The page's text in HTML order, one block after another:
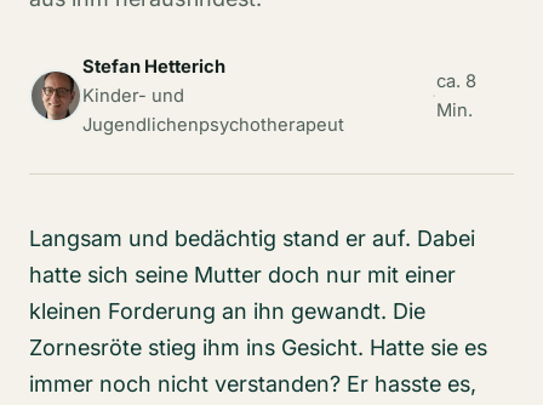
Stefan Hetterich
Kinder- und
Jugendlichenpsychotherapeut
·
ca. 8
Min.
Langsam und bedächtig stand er auf. Dabei
hatte sich seine Mutter doch nur mit einer
kleinen Forderung an ihn gewandt. Die
Zornesröte stieg ihm ins Gesicht. Hatte sie es
immer noch nicht verstanden? Er hasste es,